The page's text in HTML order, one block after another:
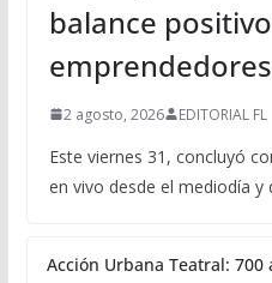
balance
2 agosto, 2026 EDITORIAL FL
Este viernes 31, concluyó
en vivo desde el mediodía
Acción Urbana Teatral: 700